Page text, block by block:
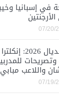
في إسبانيا
07/20/
مونديال
6-4 وتصريحات
واللاعب مبابي
07/19/